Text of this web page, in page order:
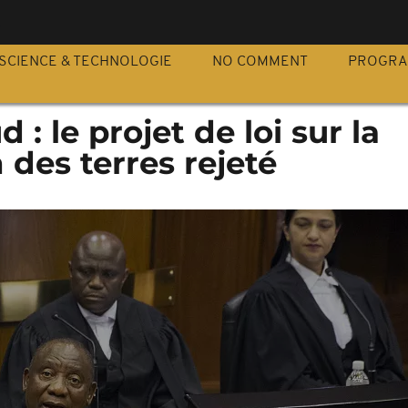
SCIENCE & TECHNOLOGIE NO COMMENT
: le projet de loi sur la
terres rejeté